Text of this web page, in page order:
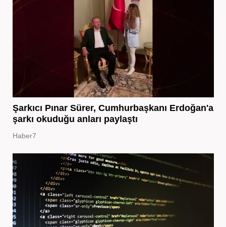
Şarkıcı Pınar Sürer, Cumhurbaşkanı Erdoğan'a
şarkı okuduğu anları paylaştı
Haber7